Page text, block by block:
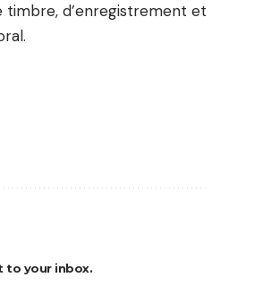
timbre, d’enregistrement et
to your inbox.